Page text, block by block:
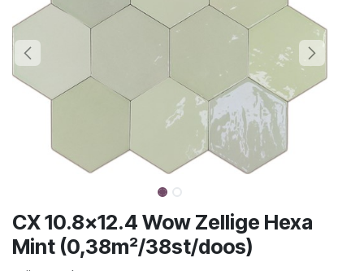
CX 10.8x12.4 Wow Zellige Hexa
Mint (0,38m²/38st/doos)